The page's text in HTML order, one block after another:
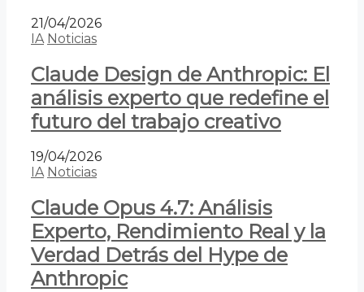
21/04/2026
IA Noticias
Claude Design de Anthropic: El
análisis experto que redefine el
futuro del trabajo creativo
19/04/2026
IA Noticias
Claude Opus 4.7: Análisis
Experto, Rendimiento Real y la
Verdad Detrás del Hype de
Anthropic